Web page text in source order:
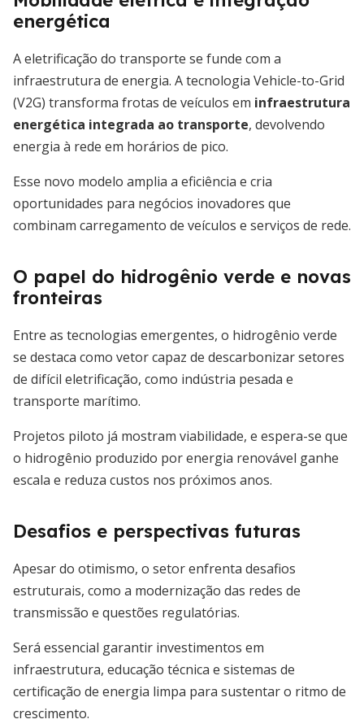
energética
A eletrificação do transporte se funde com a
infraestrutura de energia. A tecnologia Vehicle-to-Grid
(V2G) transforma frotas de veículos em infraestrutura
energética integrada ao transporte, devolvendo
energia à rede em horários de pico.
Esse novo modelo amplia a eficiência e cria
oportunidades para negócios inovadores que
combinam carregamento de veículos e serviços de rede.
O papel do hidrogênio verde e novas
fronteiras
Entre as tecnologias emergentes, o hidrogênio verde
se destaca como vetor capaz de descarbonizar setores
de difícil eletrificação, como indústria pesada e
transporte marítimo.
Projetos piloto já mostram viabilidade, e espera-se que
o hidrogênio produzido por energia renovável ganhe
escala e reduza custos nos próximos anos.
Desafios e perspectivas futuras
Apesar do otimismo, o setor enfrenta desafios
estruturais, como a modernização das redes de
transmissão e questões regulatórias.
Será essencial garantir investimentos em
infraestrutura, educação técnica e sistemas de
certificação de energia limpa para sustentar o ritmo de
crescimento.